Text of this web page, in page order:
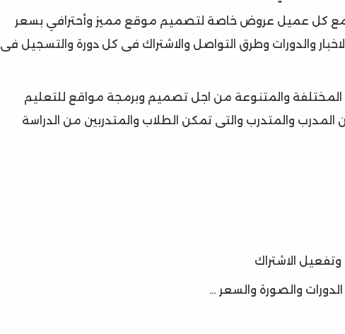
كل عميل عروض خاصة لتصميم موقع مميز وأحترافي بسعر
والدورات وطرق التواصل والاشتراك فى كل دورة والتسجيل فى
والمتنوعة من اجل تصميم وبرمجة مواقع للتعليم
المدرب والمتدرب والتى تمكن الطلاب والمتدربين من الدراسة
وتفعيل الاشتراك
والصورة والسعر …